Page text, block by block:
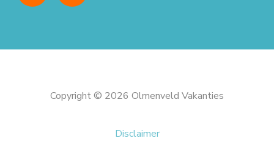
Copyright © 2026 Olmenveld Vakanties
Disclaimer